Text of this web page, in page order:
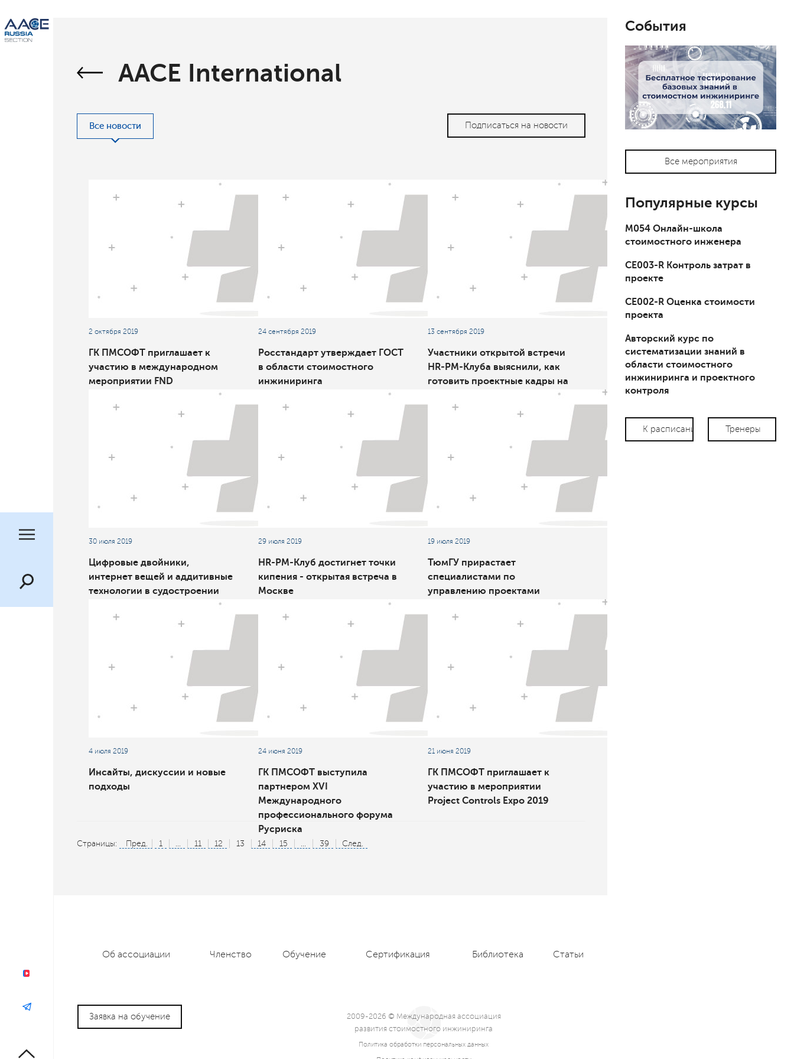
AACE International
Все новости Подписаться на новости
2 октября 2019
ГК ПМСОФТ приглашает к
участию в международном
мероприятии FND
24 сентября 2019
Росстандарт утверждает ГОСТ
в области стоимостного
инжиниринга
13 сентября 2019
Участники открытой встречи
HR-PM-Клуба выяснили, как
готовить проектные кадры на
30 июля 2019
Цифровые двойники,
интернет вещей и аддитивные
технологии в судостроении
конференции МОРИНТЕХ-
мероприятий IX
Международного военно-
«МВМС-2019»
29 июля 2019
HR-PM-Клуб достигнет точки
кипения - открытая встреча в
Москве
19 июля 2019
ТюмГУ прирастает
специалистами по
управлению проектами
4 июля 2019
Инсайты, дискуссии и новые
подходы
24 июня 2019
ГК ПМСОФТ выступила
партнером XVI
Международного
профессионального форума
Русриска
21 июня 2019
ГК ПМСОФТ приглашает к
участию в мероприятии
Project Controls Expo 2019
Страницы: Пред. 1 11 12 13 14 15 39 След.
События
Все мероприятия
Популярные курсы
М054 Онлайн-школа
стоимостного инженера
СЕ003-R Контроль затрат в
проекте
СЕ002-R Оценка стоимости
проекта
Авторский курс по
систематизации знаний в
области стоимостного
инжиниринга и проектного
контроля
К расписанию Тренеры
Заявка на обучение
Об ассоциации Членство Обучение Сертификация Библиотека Статьи
2009-2026 © Международная ассоциация
развития стоимостного инжиниринга
Политика обработки персональных данных